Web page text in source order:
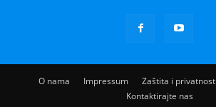
O nama Impressum Zaštita i privatnost
Kontaktirajte nas